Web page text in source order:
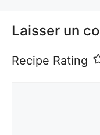
Laisser un
Recipe Rating